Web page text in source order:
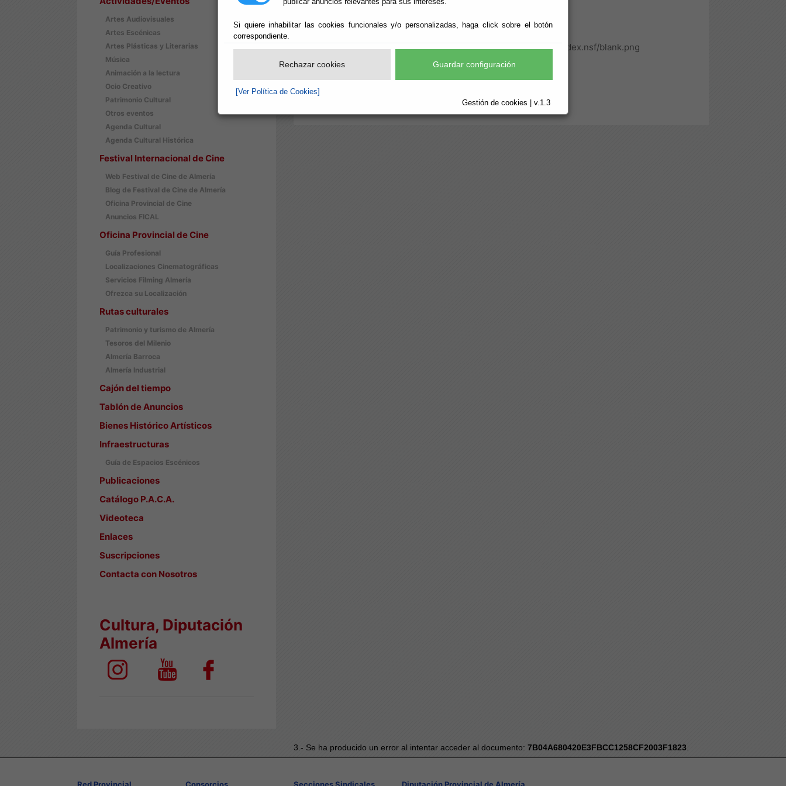
Si quiere inhabilitar las cookies funcionales y/o personalizadas, haga click sobre el botón
correspondiente.
Rechazar cookies Guardar configuración
[Ver Política de Cookies]
Gestión de cookies | v.1.3
Artes Audiovisuales
Artes Escénicas
Artes Plásticas y Literarias
Música
Animación a la lectura
Ocio Creativo
Patrimonio Cultural
Otros eventos
Agenda Cultural
Agenda Cultural Histórica
Festival Internacional de Cine
Web Festival de Cine de Almería
Blog de Festival de Cine de Almería
Oficina Provincial de Cine
Anuncios FICAL
Oficina Provincial de Cine
Guía Profesional
Localizaciones Cinematográficas
Servicios Filming Almería
Ofrezca su Localización
Rutas culturales
Patrimonio y turismo de Almería
Tesoros del Milenio
Almería Barroca
Almería Industrial
Cajón del tiempo
Tablón de Anuncios
Bienes Histórico Artísticos
Infraestructuras
Guía de Espacios Escénicos
Publicaciones
Catálogo P.A.C.A.
Videoteca
Enlaces
Suscripciones
Contacta con Nosotros
Cultura, Diputación
Almería
/Servicios/cmsdipro/index.nsf/blank.png/Servicios/cmsdipro/index.nsf/blank.png
/Servicios/cmsdipro/index.nsf/blank.png
3.- Se ha producido un error al intentar acceder al documento: 7B04A680420E3FBCC1258CF2003F1823